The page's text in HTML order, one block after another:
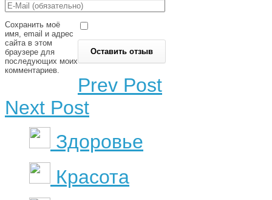
Сохранить моё
имя, email и адрес
сайта в этом
браузере для
последующих моих
комментариев.
Prev Post
Next Post
Здоровье
Красота